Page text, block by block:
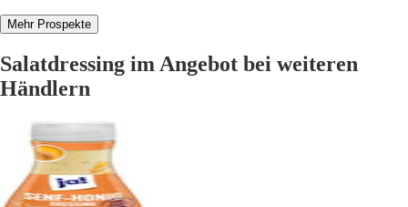
Mehr Prospekte
Salatdressing im Angebot bei weiteren
Händlern